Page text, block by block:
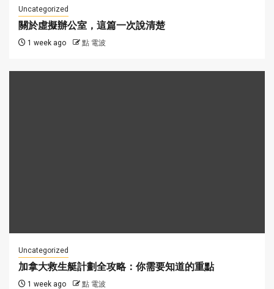
Uncategorized
關於虛擬辦公室，這篇一次說清楚
1 week ago 點 電波
Uncategorized
加拿大救生艇計劃全攻略：你需要知道的重點
1 week ago 點 電波